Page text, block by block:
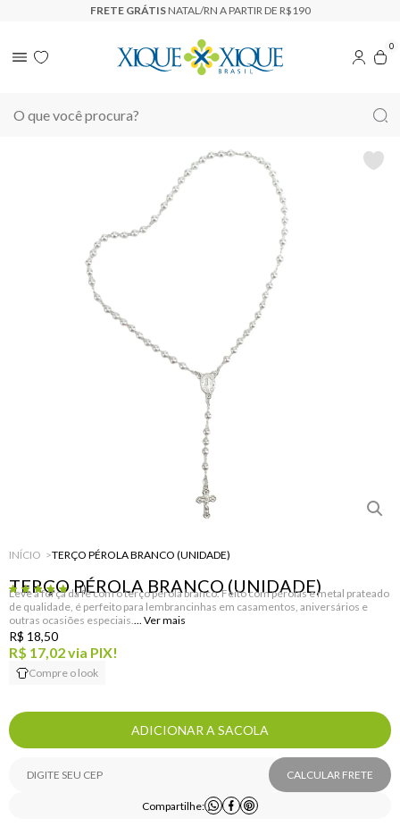
NATAL/RN A PARTIR DE R$190
0
INÍCIO TERÇO PÉROLA BRANCO (UNIDADE)
TERÇO PÉROLA BRANCO (UNIDADE)
(1)
Leve a força da fé com o terço pérola branco. Feito com pérolas e metal prateado
de qualidade, é perfeito para lembrancinhas em casamentos, aniversários e
outras ocasiões especiais.
R$ 17,02via PIX!
R$ 18,50
Compre o look
ADICIONAR A SACOLA
CALCULAR FRETE
Compartilhe: